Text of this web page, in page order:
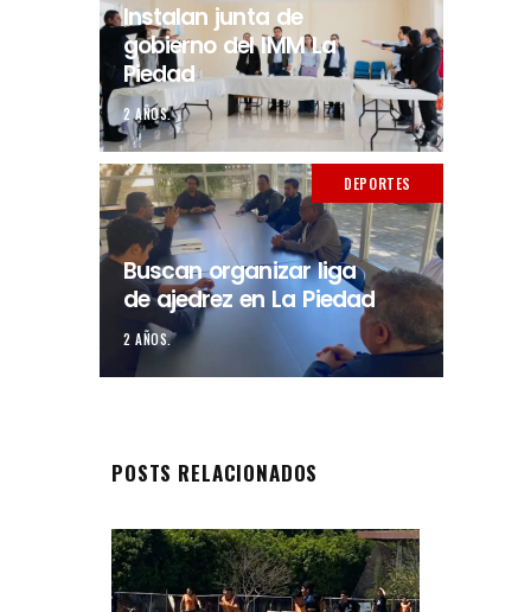
Instalan junta de
gobierno del IMM La
Piedad
2 AÑOS.
DEPORTES
Buscan organizar liga
de ajedrez en La Piedad
2 AÑOS.
POSTS RELACIONADOS